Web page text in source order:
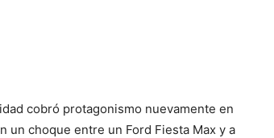
cobró protagonismo nuevamente en
un choque entre un Ford Fiesta Max y a